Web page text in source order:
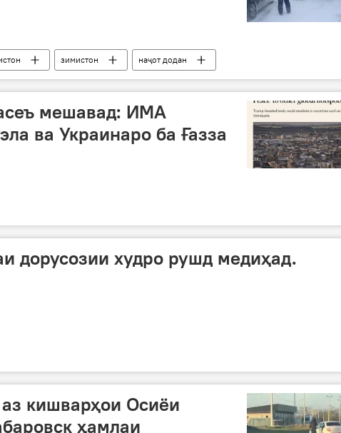
зимистон
наҷот додан
мешавад: ИМА
ва Украинаро ба Ғазза
дорусозии худро рушд медиҳад.
кишварҳои Осиёи
ҳамлаи